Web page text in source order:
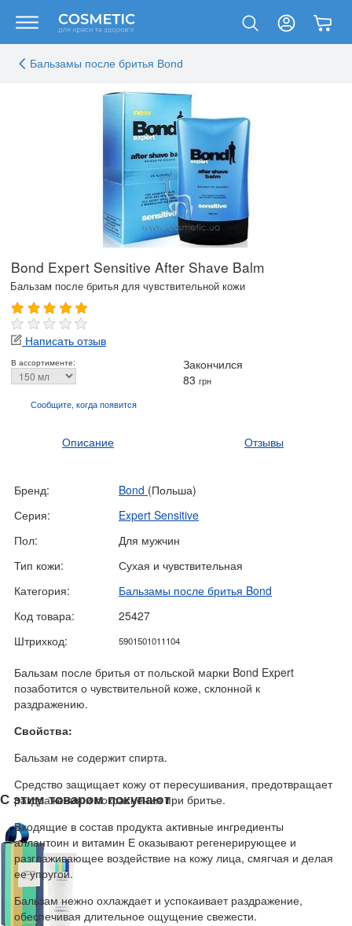
Бальзамы после бритья Bond
Bond Expert Sensitive After Shave Balm
Бальзам после бритья для чувствительной кожи
Написать отзыв
В ассортименте:
Закончился
83 грн
Сообщите, когдапоявится
Описание Отзывы
Бренд: Bond (Польша)
Серия:
Expert Sensitive
Пол:
Для мужчин
Тип кожи:
Сухая и чувствительная
Категория:
Бальзамы после бритья Bond
Код товара:
25427
Штрихкод:
5901501011104
Бальзам после бритья от польской марки Bond Expert
позаботится о чувствительной коже, склонной к
раздражению.
Свойства:
Бальзам не содержит спирта.
Средство защищает кожу от пересушивания, предотвращает
раздражения и покраснения при бритье.
Входящие в состав продукта активные ингредиенты
аллантоин и витамин Е оказывают регенерирующее и
разглаживающее воздействие на кожу лица, смягчая и делая
ее упругой.
Бальзам нежно охлаждает и успокаивает раздражение,
обеспечивая длительное ощущение свежести.
С этим товаром покупают